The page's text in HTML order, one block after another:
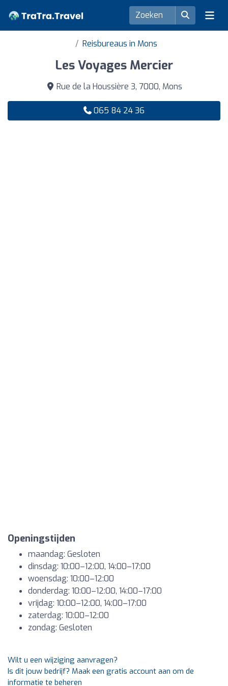
Reisbureaus in Mons
Les Voyages Mercier
Rue de la Houssière 3, 7000, Mons
065 84 24 36
Openingstijden
maandag: Gesloten
dinsdag: 10:00–12:00, 14:00–17:00
woensdag: 10:00–12:00
donderdag: 10:00–12:00, 14:00–17:00
vrijdag: 10:00–12:00, 14:00–17:00
zaterdag: 10:00–12:00
zondag: Gesloten
Wilt u een wijziging aanvragen?
Is dit jouw bedrijf? Maak een gratis account aan om de
informatie te beheren